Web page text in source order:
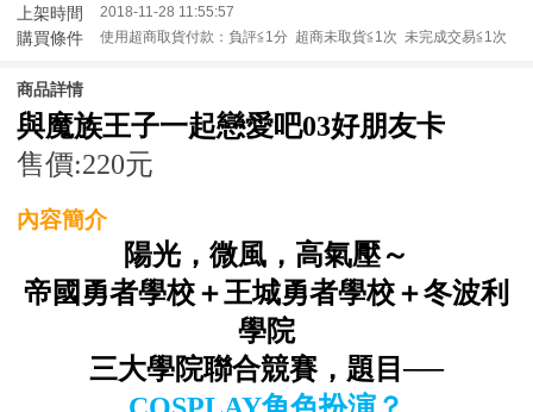
上架時間 2018-11-28 11:55:57
購買條件 使用超商取貨付款：負評≦1分 超商未取貨≦1次 未完成交易≦1次
商品詳情